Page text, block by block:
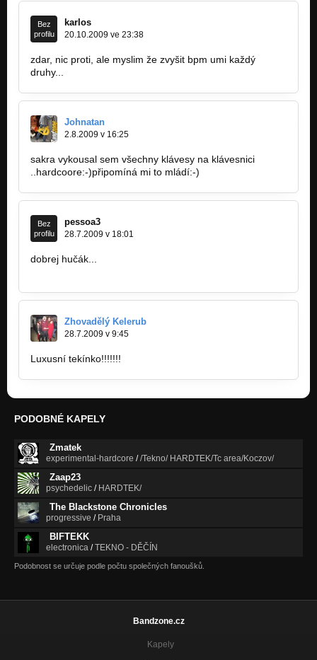
Bez
profilu
karlos
20.10.2009 ve 23:38
zdar, nic proti, ale myslim že zvyšit bpm umi každý
druhy...
Johnatan
2.8.2009 v 16:25
sakra vykousal sem všechny klávesy na klávesnici
..hardcoore:-)připomíná mi to mládí:-)
Bez
profilu
pessoa3
28.7.2009 v 18:01
dobrej hučák...
Zhovadělý Kelerub
28.7.2009 v 9:45
Luxusní tekínko!!!!!!!
PODOBNÉ KAPELY
Zmatek
experimental-hardcore //Tekno/ HARDTEK/Tc area/Koczov/
Zaap23
psychedelic / HARDTEK/
The Blackstone Chronicles
progressive / Praha
BIFTEKK
electronica /TEKNO - DĚČÍN
Podobnost se určuje podle počtu společných fanoušků.
Bandzone.cz
Kapely